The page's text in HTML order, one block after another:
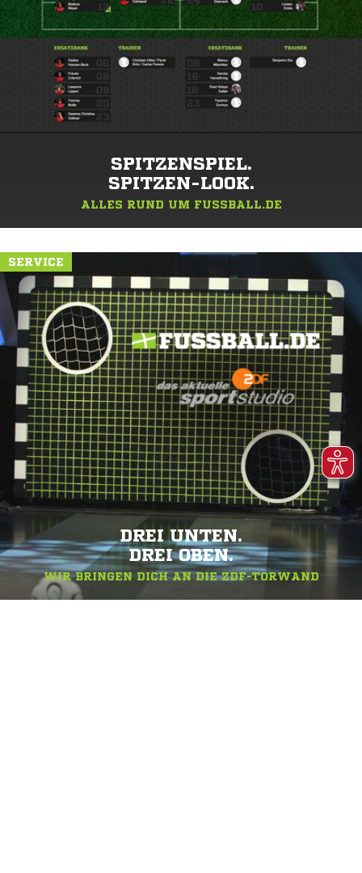
SPITZENSPIEL.
SPITZEN-LOOK.
ALLES RUND UM FUSSBALL.DE
SERVICE
DREI UNTEN.
DREI OBEN.
WIR BRINGEN DICH AN DIE ZDF-TORWAND